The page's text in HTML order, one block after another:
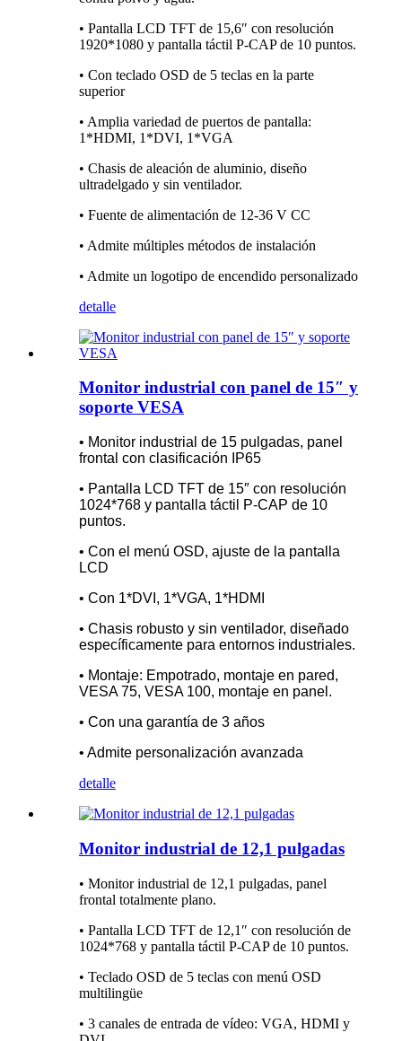
• Pantalla LCD TFT de 15,6″ con resolución
1920*1080 y pantalla táctil P-CAP de 10 puntos.
• Con teclado OSD de 5 teclas en la parte
superior
• Amplia variedad de puertos de pantalla:
1*HDMI, 1*DVI, 1*VGA
• Chasis de aleación de aluminio, diseño
ultradelgado y sin ventilador.
• Fuente de alimentación de 12-36 V CC
• Admite múltiples métodos de instalación
• Admite un logotipo de encendido personalizado
detalle
Monitor industrial con panel de 15″ y
soporte VESA
• Monitor industrial de 15 pulgadas, panel
frontal con clasificación IP65
• Pantalla LCD TFT de 15″ con resolución
1024*768 y pantalla táctil P-CAP de 10
puntos.
• Con el menú OSD, ajuste de la pantalla
LCD
• Con 1*DVI, 1*VGA, 1*HDMI
• Chasis robusto y sin ventilador, diseñado
específicamente para entornos industriales.
• Montaje: Empotrado, montaje en pared,
VESA 75, VESA 100, montaje en panel.
• Con una garantía de 3 años
• Admite personalización avanzada
detalle
Monitor industrial de 12,1 pulgadas
• Monitor industrial de 12,1 pulgadas, panel
frontal totalmente plano.
• Pantalla LCD TFT de 12,1″ con resolución de
1024*768 y pantalla táctil P-CAP de 10 puntos.
• Teclado OSD de 5 teclas con menú OSD
multilingüe
• 3 canales de entrada de vídeo: VGA, HDMI y